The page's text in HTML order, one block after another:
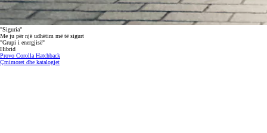
"Siguria"
Me ju për një udhëtim më të sigurt
"Grupi i energjisë"
Hibrid
Provo Corolla Hatchback
Çmimoret dhe katalogjet